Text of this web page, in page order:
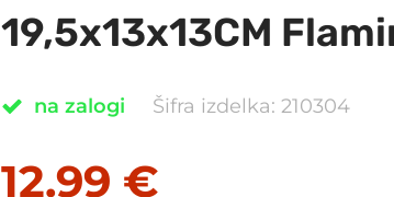
19,5x13x13CM
na zalogi Šifra izdelka: 210304
12.99 €